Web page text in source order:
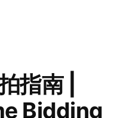
指南 |
Bidding